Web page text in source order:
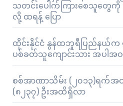
သတင်းပေါက်ကြားစေသူတွေ
လို့ ထရန့် ပြော
ထိုင်းနိုင်ငံ နွန်ထဘူရီပြည်နယ်က
ပစ်ခတ်သူကျောင်းသား အပါအ
စစ်အာဏာသိမ်း (၂၀၁၃)ရက်
(၈၂၃၇) ဦးအထိရှိလာ